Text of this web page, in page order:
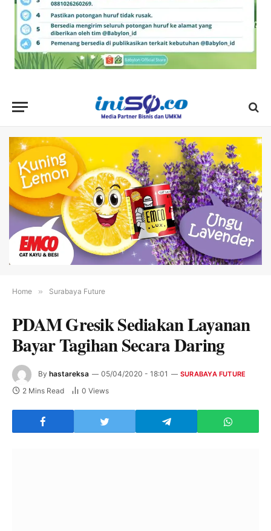
Home » Surabaya Future
PDAM Gresik Sediakan Layanan
Bayar Tagihan Secara Daring
By hastareksa 05/04/2020 - 18:01 SURABAYA FUTURE
2 Mins Read 0 Views